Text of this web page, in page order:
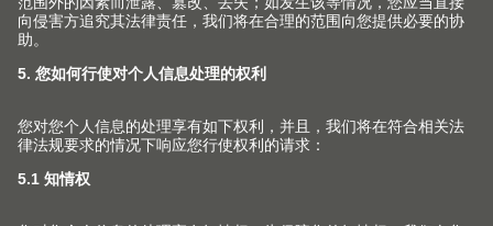
属抽方杆系列
实用的内分隔件系统